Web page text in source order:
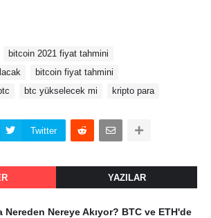
bitcoin 2021 fiyat tahmini
bitcoin fiyat tahmini
btc yükselecek mi kripto para
Twitter
YAZILAR
Nereden Nereye Akıyor? BTC ve ETH'de